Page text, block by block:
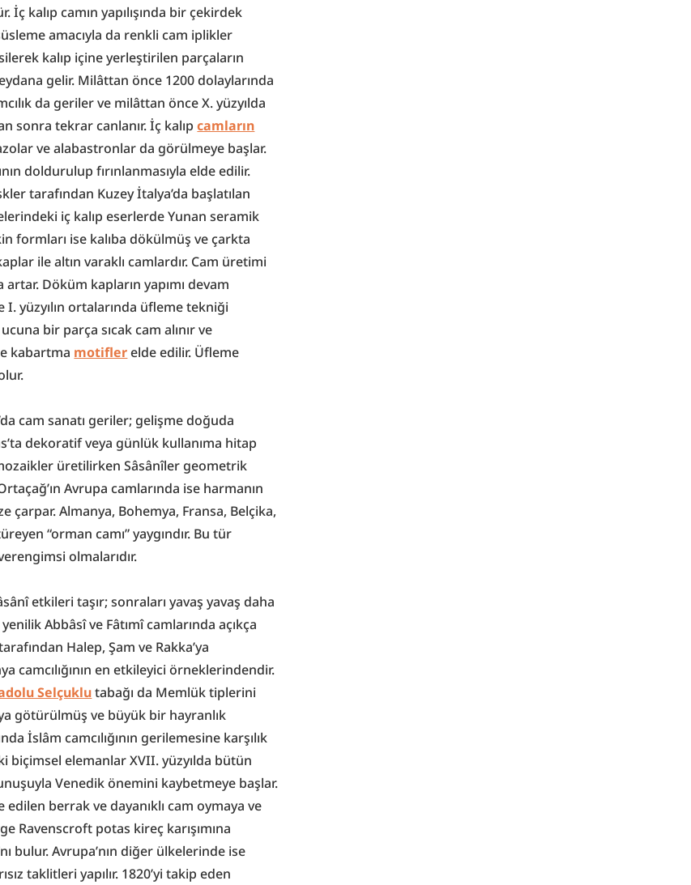
kalıp camın yapılışında bir çekirdek
amacıyla da renkli cam iplikler
kalıp içine yerleştirilen parçaların
gelir. Milâttan önce 1200 dolaylarında
da geriler ve milâttan önce X. yüzyılda
sonra tekrar canlanır. İç kalıp camların
ve alabastronlar da görülmeye başlar.
doldurulup fırınlanmasıyla elde edilir.
tarafından Kuzey İtalya’da başlatılan
iç kalıp eserlerde Yunan seramik
formları ise kalıba dökülmüş ve çarkta
ile altın varaklı camlardır. Cam üretimi
Döküm kapların yapımı devam
yüzyılın ortalarında üfleme tekniği
bir parça sıcak cam alınır ve
kabartma motifler elde edilir. Üfleme
dekoratif veya günlük kullanıma hitap
üretilirken Sâsânîler geometrik
Avrupa camlarında ise harmanın
Almanya, Bohemya, Fransa, Belçika,
“orman camı” yaygındır. Bu tür
olmalarıdır.
etkileri taşır; sonraları yavaş yavaş daha
Abbâsî ve Fâtımî camlarında açıkça
Halep, Şam ve Rakka’ya
camcılığının en etkileyici örneklerindendir.
Selçuklu tabağı da Memlük tiplerini
götürülmüş ve büyük bir hayranlık
İslâm camcılığının gerilemesine karşılık
biçimsel elemanlar XVII. yüzyılda bütün
Venedik önemini kaybetmeye başlar.
edilen berrak ve dayanıklı cam oymaya ve
Ravenscroft potas kireç karışımına
bulur. Avrupa’nın diğer ülkelerinde ise
taklitleri yapılır. 1820’yi takip eden